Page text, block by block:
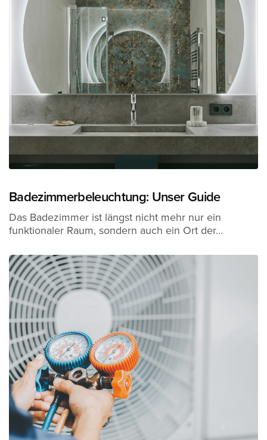
Badezimmerbeleuchtung: Unser Guide
Das Badezimmer ist längst nicht mehr nur ein
funktionaler Raum, sondern auch ein Ort der…